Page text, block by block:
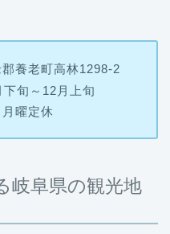
養老町高林1298-2
旬～12月上旬
曜定休
岐阜県の観光地